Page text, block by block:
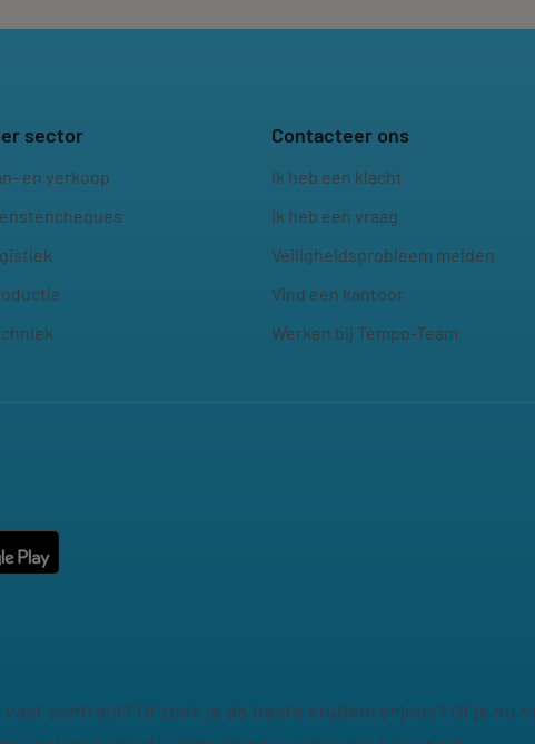
sector
en verkoop
Contacteer ons
Ik heb een klacht
Ik heb een vraag
Veiligheidsprobleem melden
Vind een kantoor
Werken bij Tempo-Team
contract? Of zoek je de beste studentenjobs? Of je nu